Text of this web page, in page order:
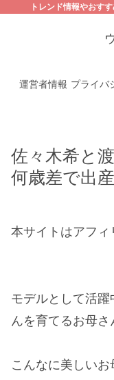
トレンド情報やおす
運営者情報 プライバ
佐々木希と
何歳差で出
本サイトはアフ
モデルとして活躍
んを育てるお母さ
こんなに美しい